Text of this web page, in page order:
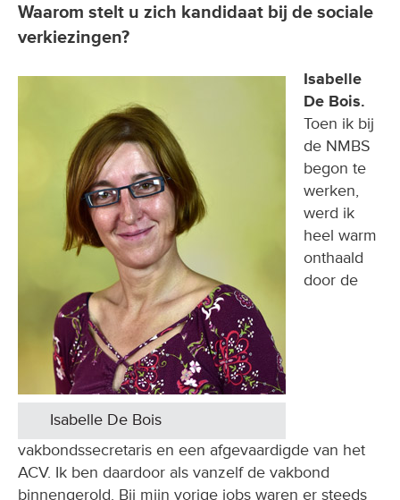
Waarom stelt u zich kandidaat bij de sociale
verkiezingen?
Isabelle De Bois
Isabelle
De Bois.
Toen ik bij
de NMBS
begon te
werken,
werd ik
heel warm
onthaald
door de
vakbondssecretaris en een afgevaardigde van het
ACV. Ik ben daardoor als vanzelf de vakbond
binnengerold. Bij mijn vorige jobs waren er steeds